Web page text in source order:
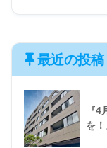
最近の投稿
『
を！